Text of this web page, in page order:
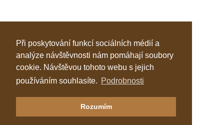
Při poskytování funkcí sociálních médií a
analýze návštěvnosti nám pomáhají soubory
cookie. Návštěvou tohoto webu s jejich
používáním souhlasíte. Podrobnosti
Rozumím
Klastr Česká peleta
Katalog topenářů